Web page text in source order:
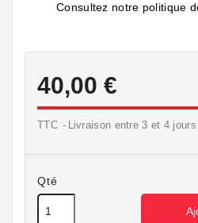
Consultez notre politique
40,00 €
TTC Livraison entre 3 et 4 jours
Qté